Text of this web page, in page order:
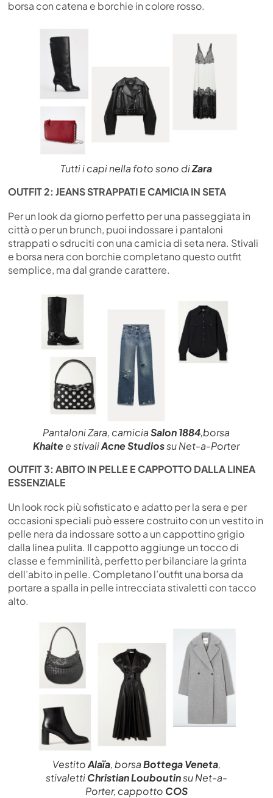
borsa con catena e borchie in colore rosso.
Tutti i capi nella foto sono diZara
OUTFIT 2: JEANS STRAPPATI E CAMICIA IN SETA
Per un look da giorno perfetto per una passeggiata in
città o per un brunch, puoi indossare i pantaloni
strappati o sdruciti con una camicia di seta nera. Stivali
e borsa nera con borchie completano questo outfit
semplice, ma dal grande carattere.
Pantaloni Zara, camiciaSalon 1884,borsa
Khaitee stivaliAcne Studiossu Net-a-Porter
OUTFIT 3: ABITO IN PELLE E CAPPOTTO DALLA LINEA
ESSENZIALE
Un look rock più sofisticato e adatto per la sera e per
occasioni speciali può essere costruito con un vestito in
pelle nera da indossare sotto a un cappottino grigio
dalla linea pulita. Il cappotto aggiunge un tocco di
classe e femminilità, perfetto per bilanciare la grinta
dell’abito in pelle. Completano l’outfit una borsa da
portare a spalla in pelle intrecciata stivaletti con tacco
alto.
VestitoAlaïa, borsaBottega Veneta,
stivalettiChristian Louboutinsu Net-a-
Porter, cappotto COS